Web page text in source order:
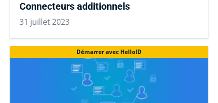
Connecteurs additionnels
31 juillet 2023
Démarrer avec HelloID